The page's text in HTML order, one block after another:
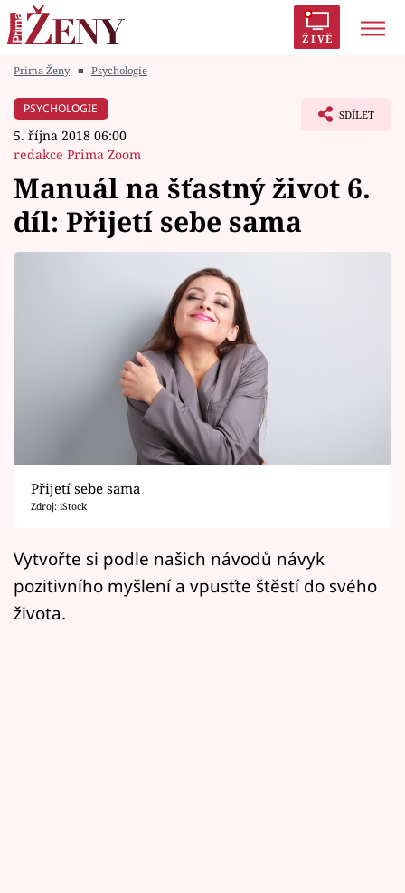
ŽIVĚ
Módní alarm
Témata
Sledujte prima+
Filmový festival Karlovy Vary
Mámy sobě
Prima Ženy ■ Psychologie
PSYCHOLOGIE
5. října 2018 06:00
redakce Prima Zoom
SDÍLET
Manuál na šťastný život 6.
díl: Přijetí sebe sama
Přijetí sebe sama
Zdroj: iStock
Vytvořte si podle našich návodů návyk
pozitivního myšlení a vpusťte štěstí do svého
života.